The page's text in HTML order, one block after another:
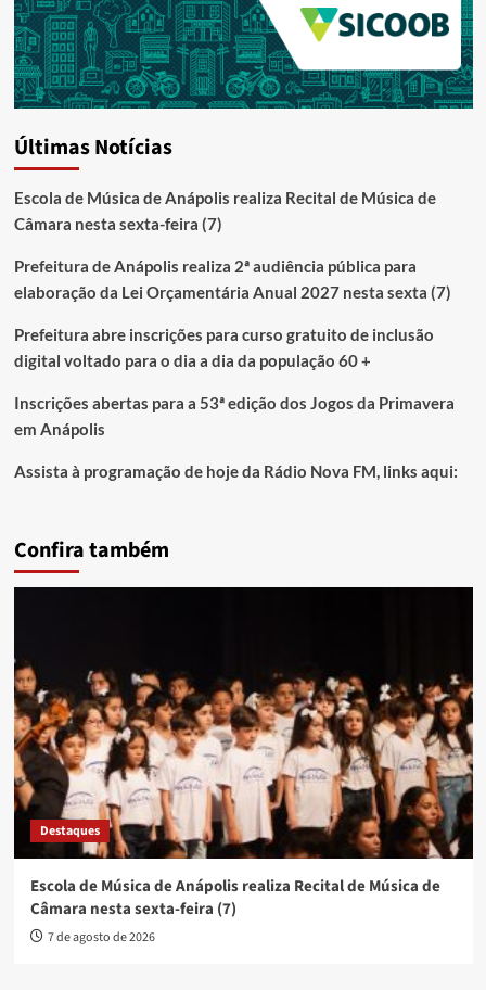
Últimas Notícias
Escola de Música de Anápolis realiza Recital de Música de
Câmara nesta sexta-feira (7)
Prefeitura de Anápolis realiza 2ª audiência pública para
elaboração da Lei Orçamentária Anual 2027 nesta sexta (7)
Prefeitura abre inscrições para curso gratuito de inclusão
digital voltado para o dia a dia da população 60 +
Inscrições abertas para a 53ª edição dos Jogos da Primavera
em Anápolis
Assista à programação de hoje da Rádio Nova FM, links aqui:
Confira também
Destaques
Escola de Música de Anápolis realiza Recital de Música de
Câmara nesta sexta-feira (7)
7 de agosto de 2026